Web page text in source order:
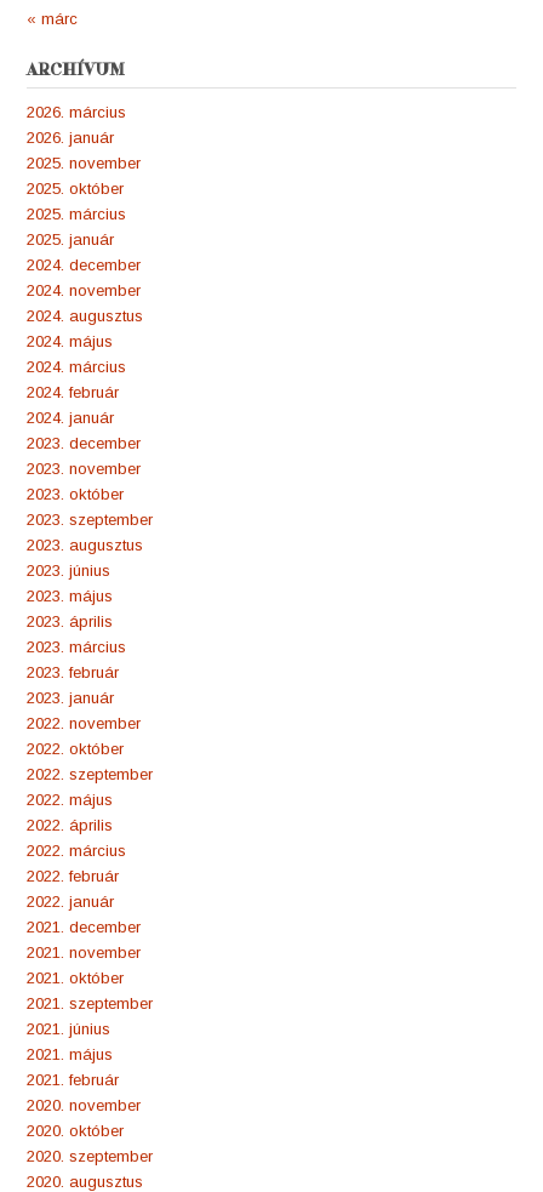
« márc
ARCHÍVUM
2026. március
2026. január
2025. november
2025. október
2025. március
2025. január
2024. december
2024. november
2024. augusztus
2024. május
2024. március
2024. február
2024. január
2023. december
2023. november
2023. október
2023. szeptember
2023. augusztus
2023. június
2023. május
2023. április
2023. március
2023. február
2023. január
2022. november
2022. október
2022. szeptember
2022. május
2022. április
2022. március
2022. február
2022. január
2021. december
2021. november
2021. október
2021. szeptember
2021. június
2021. május
2021. február
2020. november
2020. október
2020. szeptember
2020. augusztus